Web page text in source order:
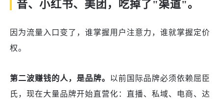
音、小红书、美团，吃掉了"渠道"。
因为流量入口变了，谁掌握用户注意力，谁就掌握定价
权。
第二波赚钱的人，是品牌。 以前国际品牌必须依赖屈臣
氏，现在大量品牌开始直营化：直播、私域、电商、达